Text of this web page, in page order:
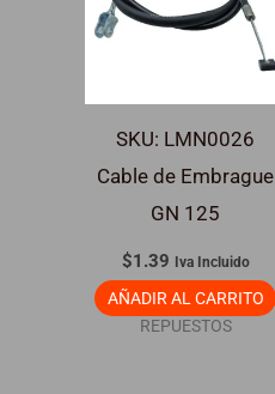
SKU: LMN0026
Cable de Embrague
GN 125
$1.39 Iva Incluido
AÑADIR AL CARRITO
REPUESTOS